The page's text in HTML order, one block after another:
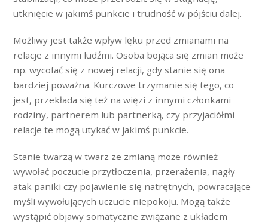
utknięcie w jakimś punkcie i trudność w pójściu dalej.
Możliwy jest także wpływ lęku przed zmianami na
relacje z innymi ludźmi. Osoba bojąca się zmian może
np. wycofać się z nowej relacji, gdy stanie się ona
bardziej poważna. Kurczowe trzymanie się tego, co
jest, przekłada się też na więzi z innymi członkami
rodziny, partnerem lub partnerką, czy przyjaciółmi –
relacje te mogą utykać w jakimś punkcie.
Stanie twarzą w twarz ze zmianą może również
wywołać poczucie przytłoczenia, przerażenia, nagły
atak paniki czy pojawienie się natrętnych, powracające
myśli wywołujących uczucie niepokoju. Mogą także
wystąpić objawy somatyczne związane z układem